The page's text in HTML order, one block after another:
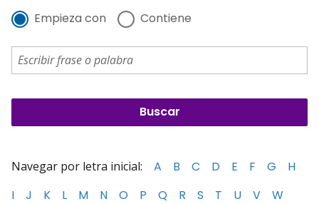
Empieza con Contiene
Navegar por letra inicial: A B C D E F G
H
I
J K L M N O P Q R S T U V
W